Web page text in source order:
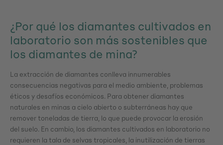
¿Por qué los diamantes cultivados en
laboratorio son más sostenibles que
los diamantes de mina?
La extracción de diamantes conlleva innumerables
consecuencias negativas para el medio ambiente, problemas
éticos y desafíos económicos. Para obtener diamantes
naturales en minas a cielo abierto o subterráneas hay que
remover toneladas de tierra, lo que puede provocar la erosión
del suelo. En cambio, los diamantes cultivados en laboratorio no
requieren la tala de selvas tropicales, la inutilización de tierras